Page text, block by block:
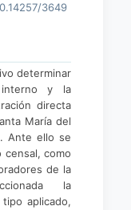
3649
determinar
y la
directa
María del
Ante ello se
como
de la
la
aplicado,